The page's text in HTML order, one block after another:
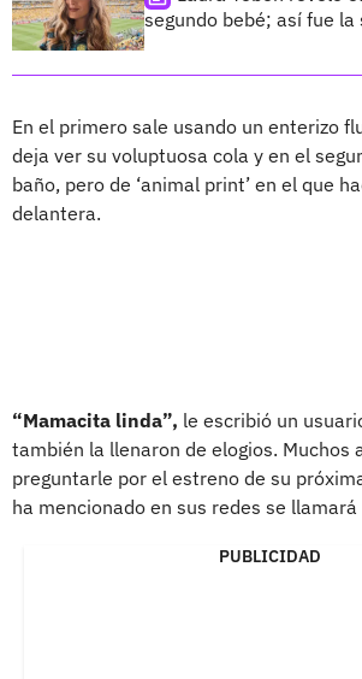
segundo bebé; así fue la
En el primero sale usando un enterizo
deja ver su voluptuosa cola y en el
baño, pero de ‘animal print’ en el que
delantera.
“Mamacita linda”, le escribió un
también la llenaron de elogios. Muchos
preguntarle por el estreno de su
ha mencionado en sus redes se llamará
PUBLICIDAD